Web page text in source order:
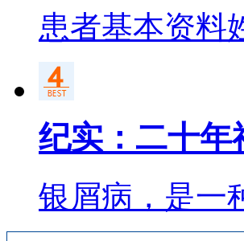
患者基本资料
纪实：二十年
银屑病，是一